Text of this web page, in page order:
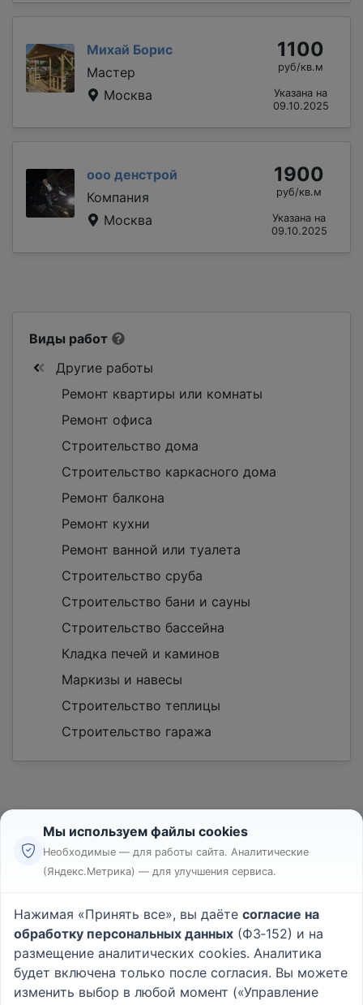
Михай Борис
Мастер
Москва
1100
руб/кв.м
Указана на
09.10.2025
ооо денстрой
Компания
Москва
1900
руб/кв.м
Указана на
09.10.2025
Виды работ
Другие работы
Ремонт квартиры или комнаты
Ремонт офиса
Строительство дома
Строительство каркасного дома
Ремонт балкона
Ремонт кухни
Ремонт ванной или туалета
Строительство сруба
Строительство бани и сауны
Строительство бассейна
Кладка печей и каминов
Маркизы и навесы
Строительство теплицы
Строительство гаража
Реклама
Пользовательское соглашение
Политика конфиденциальности
Вопрос - Ответ|О проекте
Мы используем файлы cookies
Необходимые — для работы сайта. Аналитические
(Яндекс.Метрика) — для улучшения сервиса.
Нажимая «Принять все», вы даёте согласие на
обработку персональных данных (ФЗ‑152) и на
размещение аналитических cookies. Аналитика
будет включена только после согласия. Вы можете
изменить выбор в любой момент («Управление